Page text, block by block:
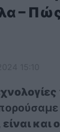
–
είναι και